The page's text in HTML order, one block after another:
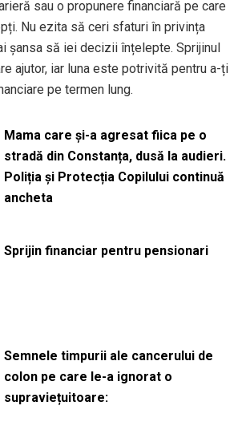
sau o propunere financiară pe care
Nu ezita să ceri sfaturi în privința
șansa să iei decizii înțelepte. Sprijinul
ajutor, iar luna este potrivită pentru a-ți
pe termen lung.
Mama care și-a agresat fiica pe o
stradă din Constanța, dusă la audieri.
Poliția și Protecția Copilului continuă
ancheta
Sprijin financiar pentru pensionari
Semnele timpurii ale cancerului de
colon pe care le-a ignorat o
supraviețuitoare: